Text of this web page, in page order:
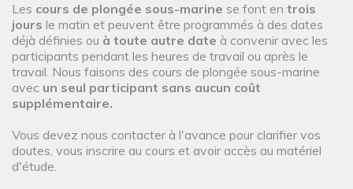
Les cours de plongée sous-marine se font en trois
jours le matin et peuvent être programmés à des dates
déjà définies ou à toute autre date à convenir avec les
participants pendant les heures de travail ou après le
travail. Nous faisons des cours de plongée sous-marine
avec un seul participant sans aucun coût
supplémentaire.
Vous devez nous contacter à l'avance pour clarifier vos
doutes, vous inscrire au cours et avoir accès au matériel
d'étude.